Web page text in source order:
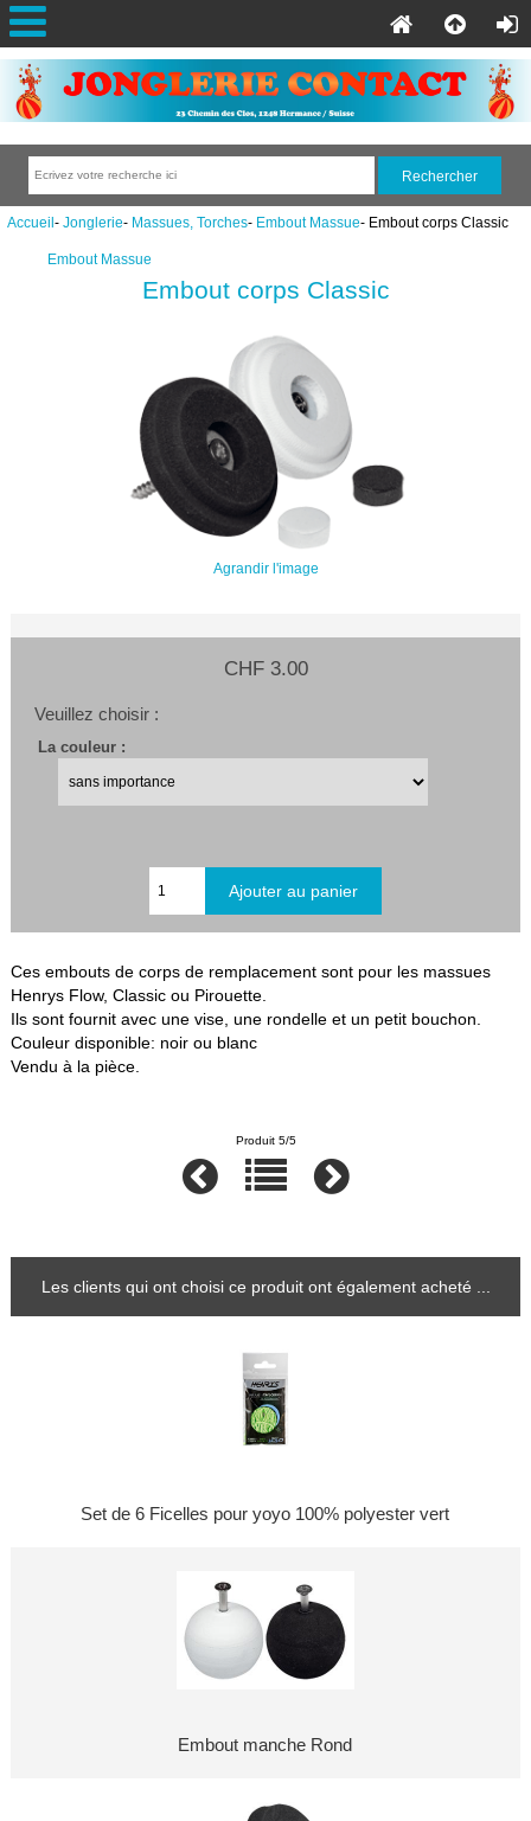
Accueil- Jonglerie- Massues, Torches- Embout Massue- Embout corps Classic
Embout Massue
Embout corps Classic
Agrandir l'image
CHF 3.00
Veuillez choisir :
La couleur :
Ces embouts de corps de remplacement sont pour les massues
Henrys Flow, Classic ou Pirouette.
Ils sont fournit avec une vise, une rondelle et un petit bouchon.
Couleur disponible: noir ou blanc
Vendu à la pièce.
Produit 5/5
Les clients qui ont choisi ce produit ont également acheté ...
Set de 6 Ficelles pour yoyo 100% polyester vert
Embout manche Rond